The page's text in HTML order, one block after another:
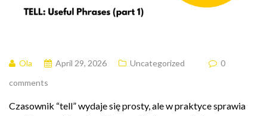
Ola April 29, 2026 Uncategorized
0
comments
Czasownik “tell” wydaje się prosty, ale w praktyce sprawia